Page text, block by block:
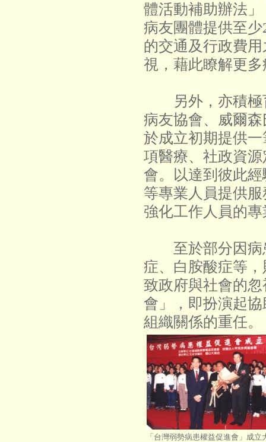
體活動補助辦法
病友團體提供至
的交通及行政費
視，藉此瞭解更
另外，亦積極
病友協會、威爾
於成立初期提供
項醫療、社政資
會。以達到彼此
等專業人員提供
強化工作人員的
至於部分因病
症、白胺酸症等
致政府與社會的
會」，即扮演起
組織關係的重任。
「台灣弱勢病患權益促進會」成立